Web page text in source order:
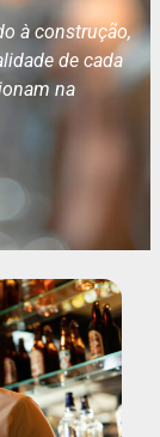
à construção,
de cada
na